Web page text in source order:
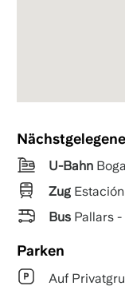
U-Bahn
ZugEstación
BusPallars -
Parken
Auf